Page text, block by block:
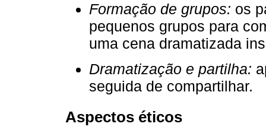
Formação de grupos: os
pequenos grupos para
uma cena dramatizada
Dramatização e partilha:
seguida de compartilhar.
Aspectos éticos